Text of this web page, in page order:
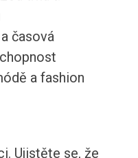
časová
a fashion
Ujistěte se, že